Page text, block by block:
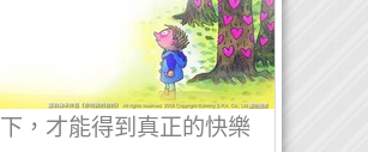
，才能得到真正的快樂